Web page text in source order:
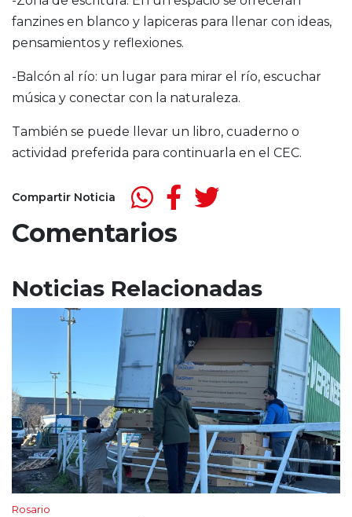
fanzines en blanco y lapiceras para llenar con ideas,
pensamientos y reflexiones.
-Balcón al río: un lugar para mirar el río, escuchar
música y conectar con la naturaleza.
También se puede llevar un libro, cuaderno o
actividad preferida para continuarla en el CEC.
Compartir Noticia
Comentarios
Noticias Relacionadas
Rosario